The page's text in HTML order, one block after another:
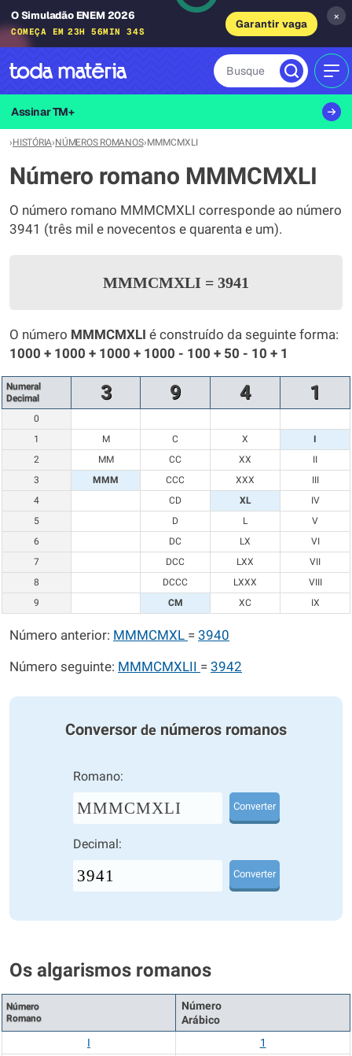
O Simuladão ENEM 2026
COMEÇA EM 23H 56MIN 33S
Garantir vaga
×
Busque
Assinar TM+
›HISTÓRIA›NÚMEROS ROMANOS›MMMCMXLI
Número romano MMMCMXLI
O número romano MMMCMXLI corresponde ao número
3941 (três mil e novecentos e quarenta e um).
MMMCMXLI = 3941
O número MMMCMXLI é construído da seguinte forma:
1000 + 1000 + 1000 + 1000 - 100 + 50 - 10 + 1
Numeral
Decimal
3 9 4 1
0
1
M C X
I
2
MM CC XX
II
3
MMM CCC XXX
III
4
CD XL
IV
5
D L
V
6
DC LX
VI
7
DCC LXX
VII
8
DCCC LXXX
VIII
9
CM XC IX
Número anterior: MMMCMXL = 3940
Número seguinte: MMMCMXLII = 3942
Conversor de números romanos
Romano:
MMMCMXLI Converter
Decimal:
Converter
Os algarismos romanos
Número
Romano
Número
Arábico
I
1